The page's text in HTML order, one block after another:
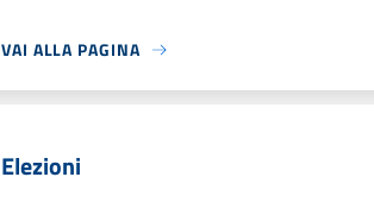
VAI ALLA PAGINA
Elezioni